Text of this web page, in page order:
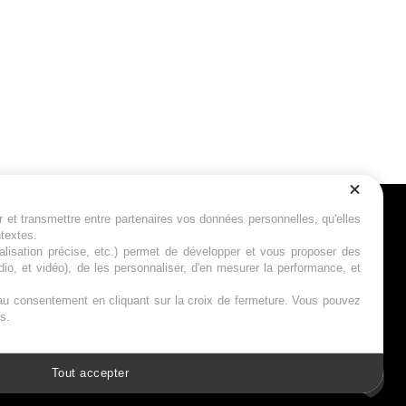
nous
transmettre entre partenaires vos données personnelles, qu'elles
précise, etc.) permet de développer et vous proposer des
et vidéo), de les personnaliser, d'en mesurer la performance, et
en cliquant sur la croix de fermeture. Vous pouvez
Tout accepter